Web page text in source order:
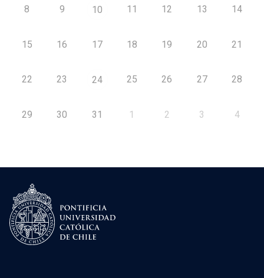
8 9 10 11 12 13 14
15 16 17 18 19 20 21
22 23 24 25 26 27 28
29 30 31 1 2 3 4